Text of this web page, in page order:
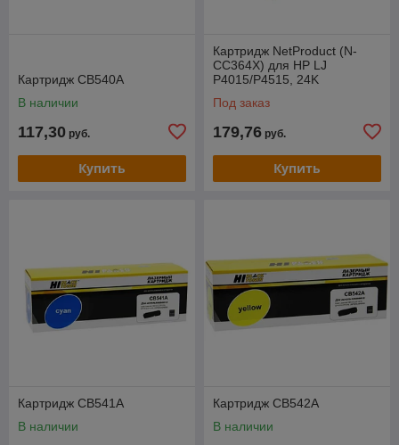
Картридж CB540A
В наличии
117,30 руб.
Купить
Картридж NetProduct (N-
CC364X) для HP LJ
P4015/P4515, 24K
Под заказ
179,76 руб.
Купить
Картридж CB541A
В наличии
Картридж CB542A
В наличии